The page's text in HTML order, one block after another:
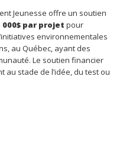
Jeunesse offre un soutien
000$ par projet pour
environnementales
au Québec, ayant des
Le soutien financier
au stade de l’idée, du test ou